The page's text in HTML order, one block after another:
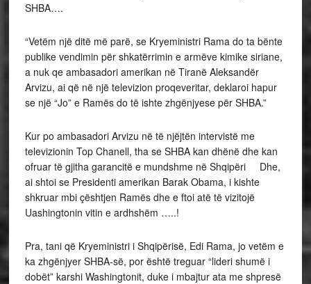
SHBA….
“Vetëm një ditë më parë, se Kryeministri Rama do ta bënte
publike vendimin për shkatërrimin e armëve kimike siriane,
a nuk qe ambasadori amerikan në Tiranë Aleksandër
Arvizu, ai që në një televizion proqeveritar, deklaroi hapur
se një “Jo” e Ramës do të ishte zhgënjyese për SHBA.”
Kur po ambasadori Arvizu në të njëjtën intervistë me
televizionin Top Chanell, tha se SHBA kan dhënë dhe kan
ofruar të gjitha garancitë e mundshme në Shqipëri Dhe,
ai shtoi se Presidenti amerikan Barak Obama, i kishte
shkruar mbi çështjen Ramës dhe e ftoi atë të vizitojë
Uashingtonin vitin e ardhshëm …..!
Pra, tani që Kryeministri i Shqipërisë, Edi Rama, jo vetëm e
ka zhgënjyer SHBA-së, por është treguar “lideri shumë i
dobët” karshi Washingtonit, duke i mbajtur ata me shpresë